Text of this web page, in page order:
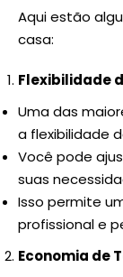
Aqui estão
casa:
Flexibilidade
Uma das
a flexibilidade
Você pode
suas
Isso permite
profissional e
Economia de